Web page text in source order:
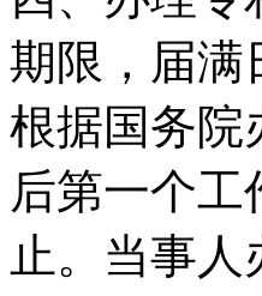
期限，届满
根据国务院
后第一个
止。当事